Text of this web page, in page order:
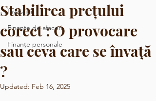
Investiții
Finanțe de afaceri
Finanțe personale
Stabilirea prețului
corect : O provocare
sau ceva care se învață
?
Updated: Feb 16, 2025